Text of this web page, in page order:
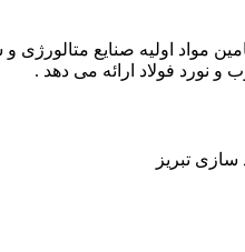
اولیه صنایع متالورژی
نورد فولاد ارائه می دهد .
تبریز